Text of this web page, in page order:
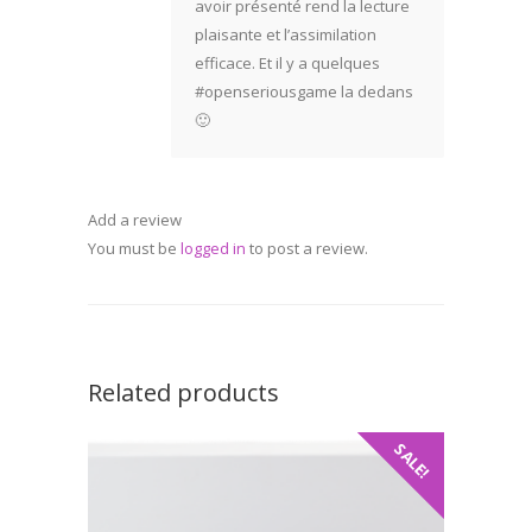
avoir présenté rend la lecture
plaisante et l’assimilation
efficace. Et il y a quelques
#openseriousgame la dedans
🙂
Add a review
You must be logged in to post a review.
Related products
SALE!